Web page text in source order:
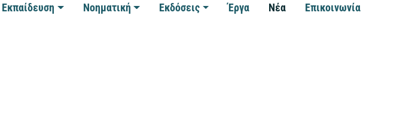
Εκπαίδευση Νοηματική Εκδόσεις Έργα Νέα Επικοινωνία